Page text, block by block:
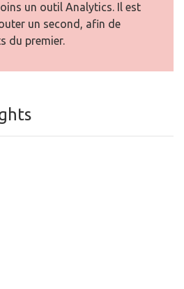
un outil Analytics. Il est
un second, afin de
du premier.